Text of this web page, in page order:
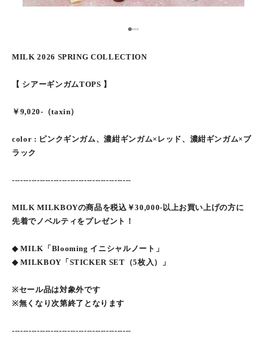
123
MILK 2026 SPRING COLLECTION
【 シアーギンガムTOPS 】
￥9,020-（taxin）
color : ピンクギンガム、濃紺ギンガム×レッド、濃紺ギンガム×ブ
ラック
-------------------------------------------
MILK MILKBOYの商品を税込￥30,000-以上お買い上げの方に
先着でノベルティをプレゼント！
◆ MILK「Blooming イニシャルノート」
◆ MILKBOY「STICKER SET（5枚入）」
※セール品は対象外です
※無くなり次第終了となります
-------------------------------------------